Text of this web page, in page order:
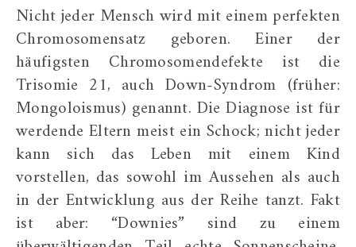
Nicht jeder Mensch wird mit einem perfekten
Chromosomensatz geboren. Einer der
häufigsten Chromosomendefekte ist die
Trisomie 21, auch Down-Syndrom (früher:
Mongoloismus) genannt. Die Diagnose ist für
werdende Eltern meist ein Schock; nicht jeder
kann sich das Leben mit einem Kind
vorstellen, das sowohl im Aussehen als auch
in der Entwicklung aus der Reihe tanzt. Fakt
ist aber: “Downies” sind zu einem